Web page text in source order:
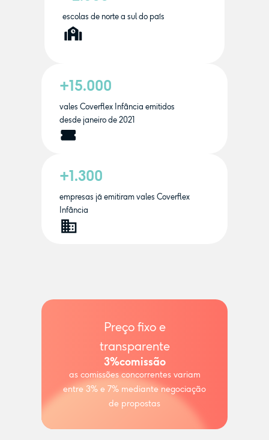
escolas de norte a sul do país
+15.000
vales Coverflex Infância emitidos
desde janeiro de 2021
+1.300
empresas já emitiram vales Coverflex
Infância
Preço fixo e
transparente
3%comissão
as comissões concorrentes variam
entre 3% e 7% mediante negociação
de propostas